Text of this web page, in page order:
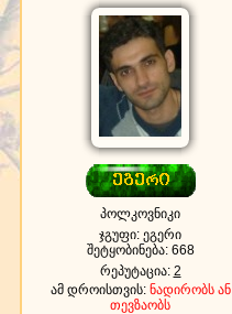
პოლკოვნიკი
ჯგუფი: ეგერი
შეტყობინება: 668
რეპუტაცია: 2
ამ დროისთვის: ნადირობს ან
თევზაობს